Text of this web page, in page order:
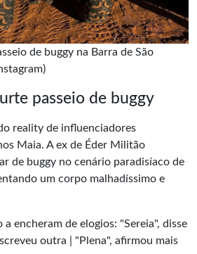
de buggy na Barra de São
passeio de buggy
reality de influenciadores
Maia. A ex de Éder Militão
de buggy no cenário paradisíaco de
um corpo malhadíssimo e
a encheram de elogios: "Sereia", disse
outra | "Plena", afirmou mais